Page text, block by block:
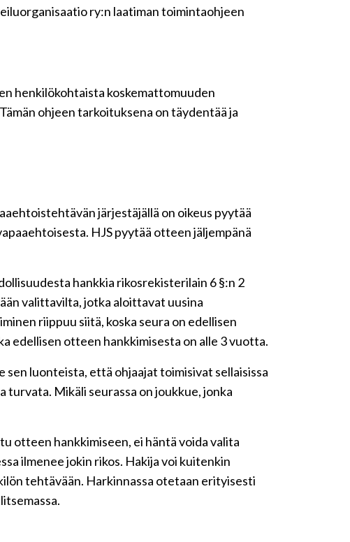
ry:n laatiman toimintaohjeen
henkilökohtaista koskemattomuuden
ohjeen tarkoituksena on täydentää ja
järjestäjällä on oikeus pyytää
HJS pyytää otteen jäljempänä
hankkia rikosrekisterilain 6 §:n 2
valittavilta, jotka aloittavat uusina
riippuu siitä, koska seura on edellisen
edellisen otteen hankkimisesta on alle 3 vuotta.
sen luonteista, että ohjaajat toimisivat sellaisissa
Mikäli seurassa on joukkue, jonka
otteen hankkimiseen, ei häntä voida valita
ilmenee jokin rikos. Hakija voi kuitenkin
tehtävään. Harkinnassa otetaan erityisesti